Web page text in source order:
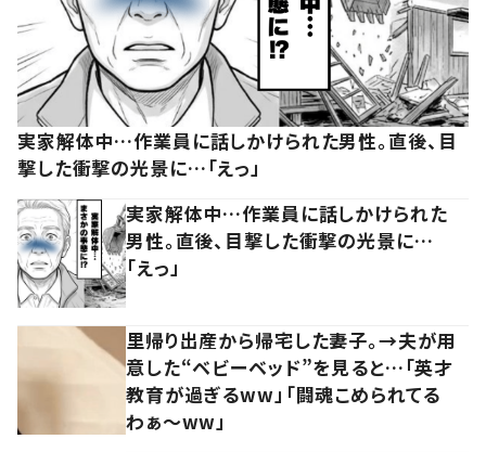
実家解体中…作業員に話しかけられた男性。直後、目
撃した衝撃の光景に…「えっ」
実家解体中…作業員に話しかけられた
男性。直後、目撃した衝撃の光景に…
「えっ」
里帰り出産から帰宅した妻子。→夫が用
意した“ベビーベッド”を見ると…「英才
教育が過ぎるww」「闘魂こめられてる
わぁ～ww」